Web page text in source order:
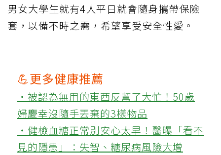
男女大學生就有4人平日就會隨身攜帶保險
套，以備不時之需，希望享受安全性愛。
💪更多健康推薦
‧被認為無用的東西反幫了大忙！50歲
婦慶幸沒隨手丟棄的3樣物品
‧健檢血糖正常別安心太早！醫曝「看不
見的隱患」：失智、糖尿病風險大增